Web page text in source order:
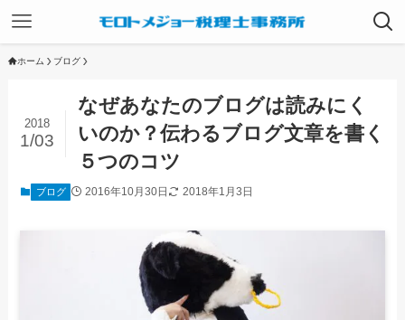
ホーム ブログ
なぜあなたのブログは読みにく
いのか？伝わるブログ文章を書く
５つのコツ
2018
1/03
ブログ 2016年10月30日 2018年1月3日